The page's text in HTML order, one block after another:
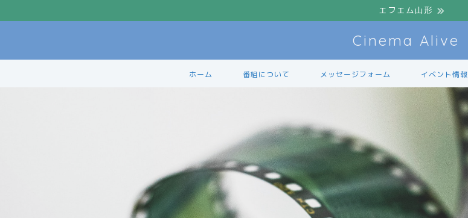
エフエム山形
Cinema Alive
ホーム 番組について メッセージフォーム イベント情報